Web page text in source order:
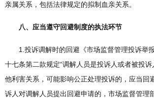
亲属关系，包括法律规定的拟制血亲关系。
八、应当遵守回避制度的执法环节
1.投诉调解时的回避《市场监督管理投诉举
十七条第二款规定“调解人员是投诉人或者被投
他利害关系，可能影响公正处理投诉的，应当回
诉人对调解人员提出回避申请的，市场监督管理